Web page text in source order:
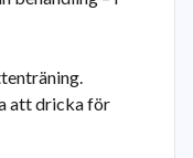
att dricka för